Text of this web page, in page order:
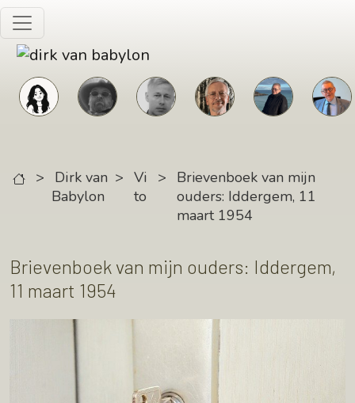
Skip to main content
>
Dirk van
Babylon
> Vi
to
>
Brievenboek van mijn
ouders: Iddergem, 11
maart 1954
Brievenboek van mijn ouders: Iddergem,
11 maart 1954